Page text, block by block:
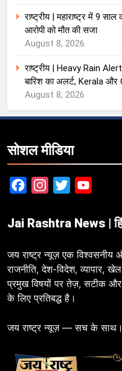
राष्ट्रीय | महाराष्ट्र में 9
आरोपी को मौत की सजा
August 8, 2026
राष्ट्रीय | Heavy Rain
बारिश का अलर्ट, Kerala और
August 8, 2026
सोशल मीडिया
FacebookInstagram
Twitter
Jai Rashtra News |
जय राष्ट्र न्यूज़ एक विश्वसनीय
राजनीति, देश-विदेश, व्यापार,
प्रमुख विषयों पर तेज़, सटीक और
के लिए प्रतिबद्ध है।
जय राष्ट्र न्यूज़ — सच के साथ।